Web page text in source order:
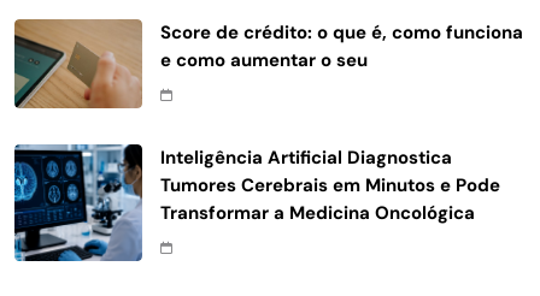
Score de crédito: o que é, como funciona
e como aumentar o seu
Inteligência Artificial Diagnostica
Tumores Cerebrais em Minutos e Pode
Transformar a Medicina Oncológica